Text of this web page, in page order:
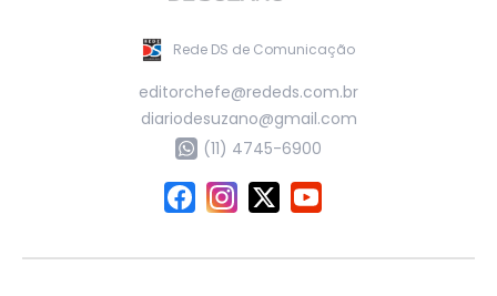
Rede DS de Comunicação
editorchefe@rededs.com.br
diariodesuzano@gmail.com
(11) 4745-6900